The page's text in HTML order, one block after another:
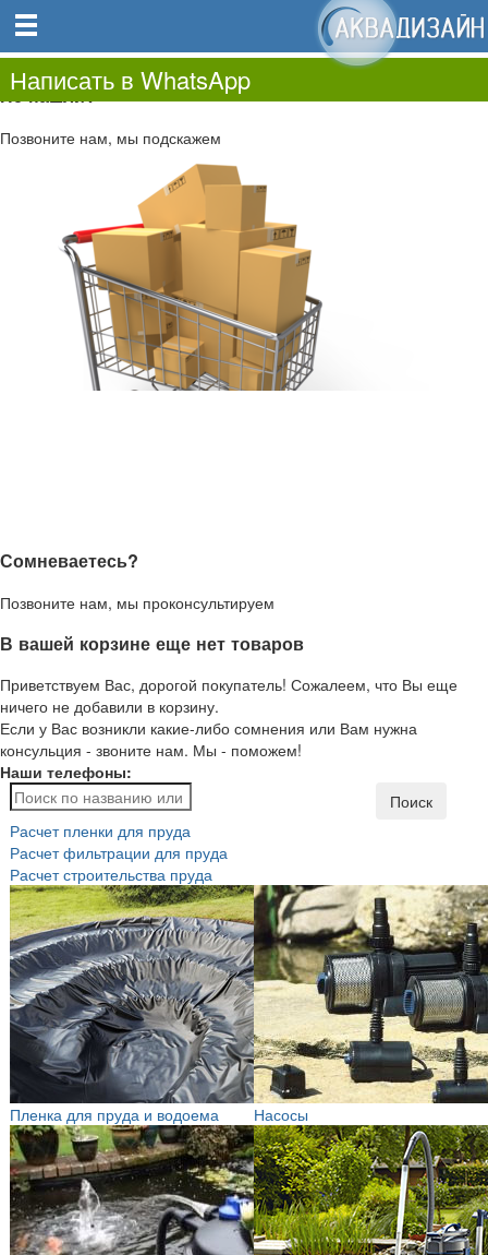
0.00
0
Не нашли?
Позвоните нам, мы подскажем
Сомневаетесь?
Позвоните нам, мы проконсультируем
В вашей корзине еще нет товаров
Приветствуем Вас, дорогой покупатель! Сожалеем, что Вы еще
ничего не добавили в корзину.
Если у Вас возникли какие-либо сомнения или Вам нужна
консульция - звоните нам. Мы - поможем!
Наши телефоны:
Написать в WhatsApp
Поиск
Расчет пленки для пруда
Расчет фильтрации для пруда
Расчет строительства пруда
Пленка для пруда и водоема Насосы